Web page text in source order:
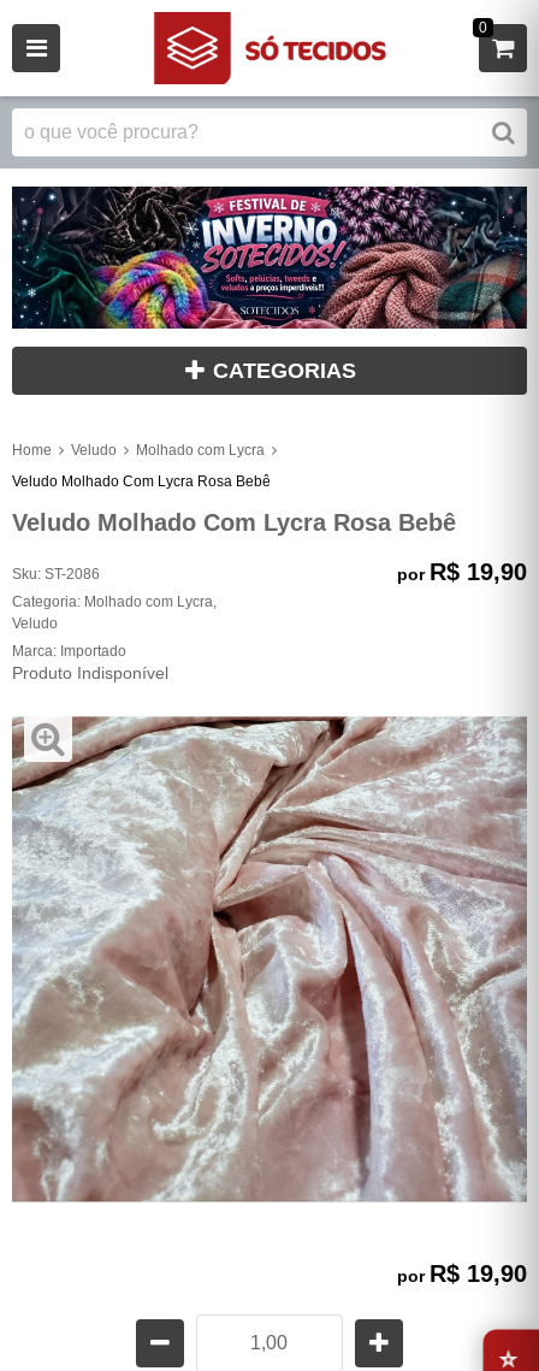
0
CATEGORIAS
Home Veludo
Molhado com Lycra
Veludo Molhado Com Lycra Rosa Bebê
Veludo Molhado Com Lycra Rosa Bebê
Sku: ST-2086
Categoria: Molhado com Lycra
Veludo
Marca: Importado
Produto Indisponível
por R$ 19,90
por R$ 19,90
⭐